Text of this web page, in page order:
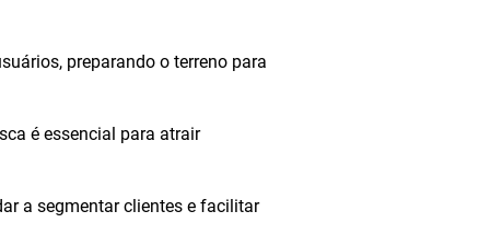
preparando o terreno para
é essencial para atrair
a segmentar clientes e facilitar